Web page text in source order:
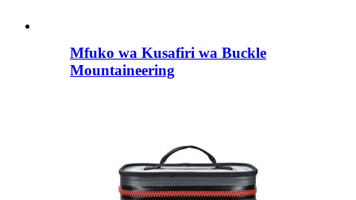
Mfuko wa Kusafiri wa Buckle
Mountaineering